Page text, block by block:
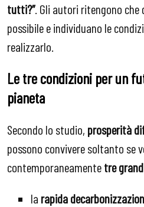
tutti?”. Gli autori ritengono che
possibile e individuano le
realizzarlo.
Le tre condizioni per un
pianeta
Secondo lo studio, prosperità
possono convivere soltanto se
contemporaneamentetre
la rapida